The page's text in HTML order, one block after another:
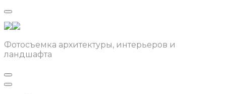
Фотосъемка архитектуры, интерьеров и
ландшафта